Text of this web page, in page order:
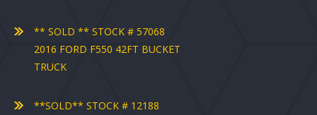
** SOLD ** STOCK # 57068
2016 FORD F550 42FT BUCKET
TRUCK
**SOLD** STOCK # 12188